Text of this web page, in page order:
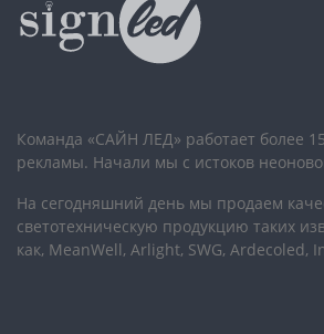
Команда «САЙН ЛЕД» работает более
рекламы. Начали мы с истоков
На сегодняшний день мы продаем
светотехническую продукцию таких
как, MeanWell, Arlight, SWG, Ardecoled,